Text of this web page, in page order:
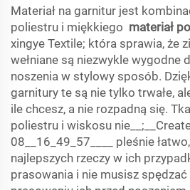
Materiał na garnitur jest
poliestru i miękkiego materiał
xingye Textile; która sprawia, że
wełniane są niezwykle wygodne
noszenia w stylowy sposób.
garnitury te są nie tylko trwałe,
ile chcesz, a nie rozpadną się.
poliestru i wiskosu
08__16_49_57____ pleśnie
najlepszych rzeczy w ich
prasowania i nie musisz